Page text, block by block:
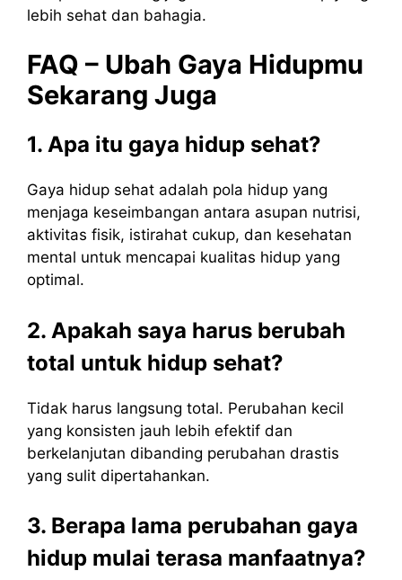
lebih sehat dan bahagia.
FAQ – Ubah Gaya Hidupmu
Sekarang Juga
1. Apa itu gaya hidup sehat?
Gaya hidup sehat adalah pola hidup yang
menjaga keseimbangan antara asupan nutrisi,
aktivitas fisik, istirahat cukup, dan kesehatan
mental untuk mencapai kualitas hidup yang
optimal.
2. Apakah saya harus berubah
total untuk hidup sehat?
Tidak harus langsung total. Perubahan kecil
yang konsisten jauh lebih efektif dan
berkelanjutan dibanding perubahan drastis
yang sulit dipertahankan.
3. Berapa lama perubahan gaya
hidup mulai terasa manfaatnya?